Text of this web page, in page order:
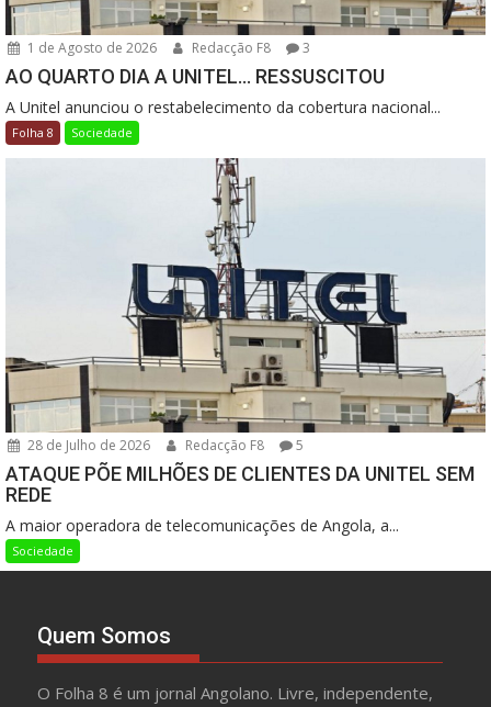
1 de Agosto de 2026 Redacção F8 3
AO QUARTO DIA A UNITEL… RESSUSCITOU
A Unitel anunciou o restabelecimento da cobertura nacional...
Folha 8 Sociedade
28 de Julho de 2026 Redacção F8 5
ATAQUE PÕE MILHÕES DE CLIENTES DA UNITEL SEM
REDE
A maior operadora de telecomunicações de Angola, a...
Sociedade
Quem Somos
O Folha 8 é um jornal Angolano. Livre, independente,